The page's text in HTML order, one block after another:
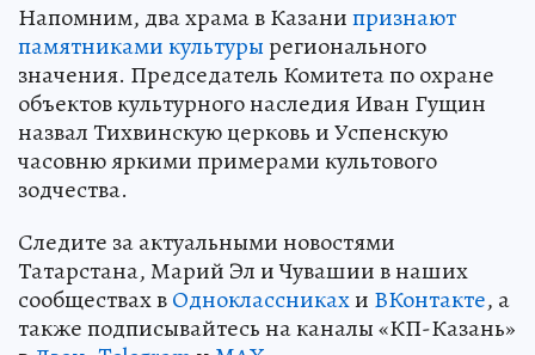
Напомним, два храма в Казанипризнают
памятниками культурырегионального
значения. Председатель Комитета по охране
объектов культурного наследия Иван Гущин
назвал Тихвинскую церковь и Успенскую
часовню яркими примерами культового
зодчества.
Следите за актуальными новостями
Татарстана, Марий Эл и Чувашии в наших
сообществах вОдноклассникахи ВКонтакте, а
также подписывайтесь на каналы «КП-Казань»